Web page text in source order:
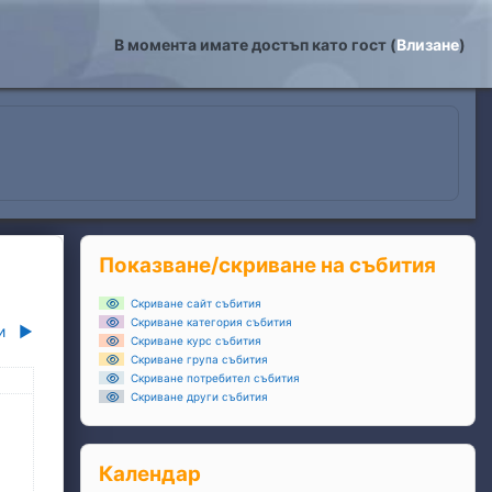
В момента имате достъп като гост (Влизане)
▶︎
3 майнеделя, 4 май
Блокове
Прескочи Показване/скриване на събития
Показване/скриване на събития
Скриване сайт събития
Скриване категория събития
Скриване курс събития
Скриване група събития
Скриване потребител събития
Скриване други събития
Прескочи Календар
Календар